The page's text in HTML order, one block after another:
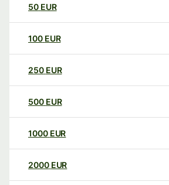
50 EUR
100 EUR
250 EUR
500 EUR
1000 EUR
2000 EUR